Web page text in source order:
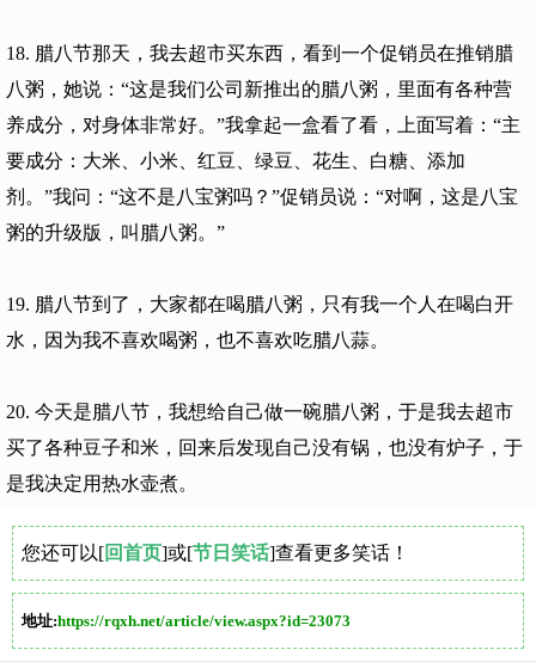
18. 腊八节那天，我去超市买东西，看到一个促销员在推销腊
八粥，她说：“这是我们公司新推出的腊八粥，里面有各种营
养成分，对身体非常好。”我拿起一盒看了看，上面写着：“主
要成分：大米、小米、红豆、绿豆、花生、白糖、添加
剂。”我问：“这不是八宝粥吗？”促销员说：“对啊，这是八宝
粥的升级版，叫腊八粥。”
19. 腊八节到了，大家都在喝腊八粥，只有我一个人在喝白开
水，因为我不喜欢喝粥，也不喜欢吃腊八蒜。
20. 今天是腊八节，我想给自己做一碗腊八粥，于是我去超市
买了各种豆子和米，回来后发现自己没有锅，也没有炉子，于
是我决定用热水壶煮。
您还可以[回首页]或[节日笑话]查看更多笑话！
地址:https://rqxh.net/article/view.aspx?id=23073